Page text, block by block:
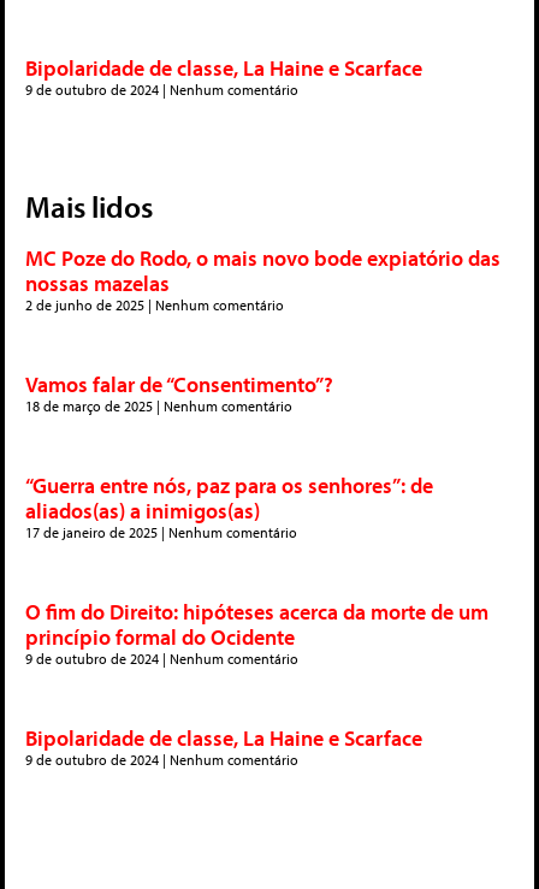
Bipolaridade de classe, La Haine e Scarface
9 de outubro de 2024 Nenhum comentário
Mais lidos
MC Poze do Rodo, o mais novo bode expiatório das
nossas mazelas
2 de junho de 2025 Nenhum comentário
Vamos falar de “Consentimento”?
18 de março de 2025 Nenhum comentário
“Guerra entre nós, paz para os senhores”: de
aliados(as) a inimigos(as)
17 de janeiro de 2025 Nenhum comentário
O fim do Direito: hipóteses acerca da morte de um
princípio formal do Ocidente
9 de outubro de 2024 Nenhum comentário
Bipolaridade de classe, La Haine e Scarface
9 de outubro de 2024 Nenhum comentário